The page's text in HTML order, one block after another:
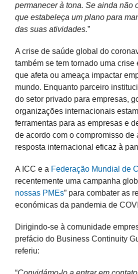
permanecer à tona. Se ainda não
que estabeleça um plano para
das suas atividades.”
A crise de saúde global do
também se tem tornado uma crise
que afeta ou ameaça impactar
mundo. Enquanto parceiro
do setor privado para empresas,
organizações internacionais
ferramentas para as empresas e
de acordo com o compromisso de
resposta internacional eficaz à
A ICC e a Federação Mundial de
recentemente uma campanha
nossas PMEs” para combater as
económicas da pandemia de
Dirigindo-se à comunidade
prefácio do Business Continuity
referiu: